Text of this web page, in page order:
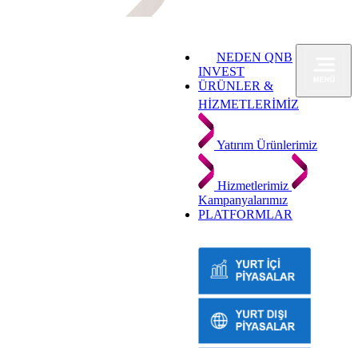
NEDEN QNB
INVEST
ÜRÜNLER &
HİZMETLERİMİZ
Yatırım Ürünlerimiz
Hizmetlerimiz
Kampanyalarımız
PLATFORMLAR